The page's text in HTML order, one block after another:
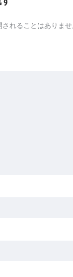
れることはありませ